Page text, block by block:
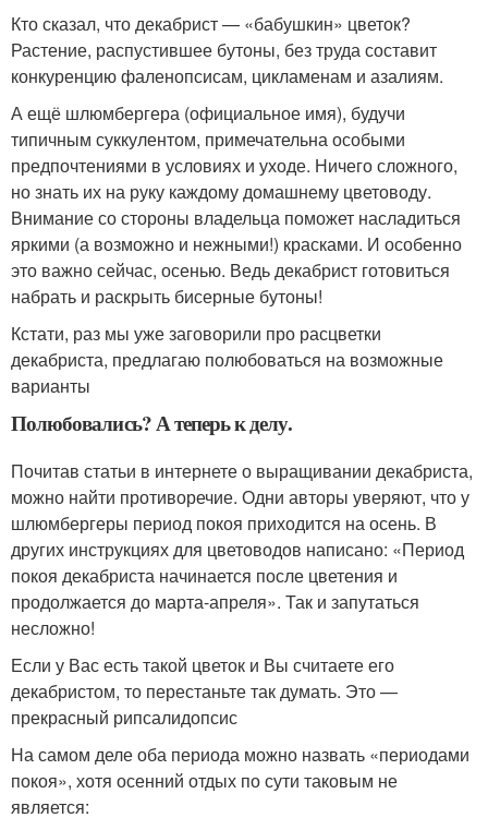
Кто сказал, что декабрист — «бабушкин» цветок?
Растение, распустившее бутоны, без труда составит
конкуренцию фаленопсисам, цикламенам и азалиям.
А ещё шлюмбергера (официальное имя), будучи
типичным суккулентом, примечательна особыми
предпочтениями в условиях и уходе. Ничего сложного,
но знать их на руку каждому домашнему цветоводу.
Внимание со стороны владельца поможет насладиться
яркими (а возможно и нежными!) красками. И особенно
это важно сейчас, осенью. Ведь декабрист готовиться
набрать и раскрыть бисерные бутоны!
Кстати, раз мы уже заговорили про расцветки
декабриста, предлагаю полюбоваться на возможные
варианты
Полюбовались? А теперь к делу.
Почитав статьи в интернете о выращивании декабриста,
можно найти противоречие. Одни авторы уверяют, что у
шлюмбергеры период покоя приходится на осень. В
других инструкциях для цветоводов написано: «Период
покоя декабриста начинается после цветения и
продолжается до марта-апреля». Так и запутаться
несложно!
Если у Вас есть такой цветок и Вы считаете его
декабристом, то перестаньте так думать. Это —
прекрасный рипсалидопсис
На самом деле оба периода можно назвать «периодами
покоя», хотя осенний отдых по сути таковым не
является: